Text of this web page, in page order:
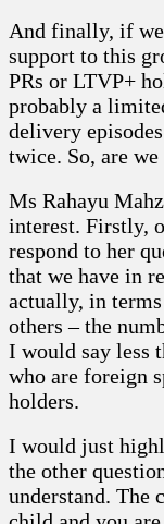
And finally, if
support to this
PRs or LTVP+
probably a
delivery
twice. So, are
Ms Rahayu
interest. Firstly,
respond to her
that we have in
actually, in
others – the
I would say less
who are foreign
holders.
I would just
the other
understand. The